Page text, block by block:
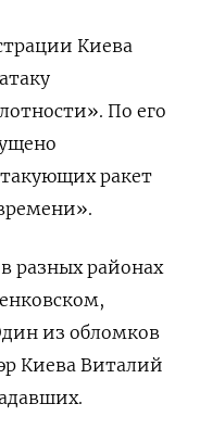
Киева
По его
ракет
разных районах
из обломков
Киева Виталий